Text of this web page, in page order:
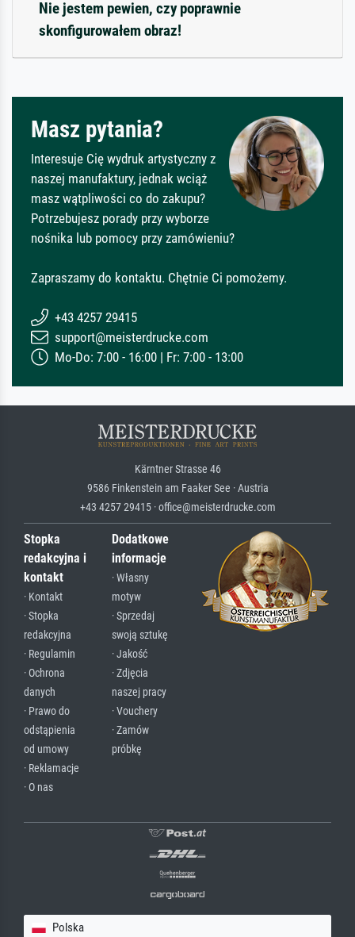
Nie jestem pewien, czy poprawnie
skonfigurowałem obraz!
Masz pytania?
Interesuje Cię wydruk artystyczny z
naszej manufaktury, jednak wciąż
masz wątpliwości co do zakupu?
Potrzebujesz porady przy wyborze
nośnika lub pomocy przy zamówieniu?
Zapraszamy do kontaktu. Chętnie Ci pomożemy.
+43 4257 29415
support@meisterdrucke.com
Mo-Do: 7:00 - 16:00 | Fr: 7:00 - 13:00
Kärntner Strasse 46
9586 Finkenstein am Faaker See · Austria
+43 4257 29415 · office@meisterdrucke.com
Stopka
redakcyjna i
kontakt
· Kontakt
· Stopka
redakcyjna
· Regulamin
· Ochrona
danych
· Prawo do
odstąpienia
od umowy
· Reklamacje
· O nas
Dodatkowe
informacje
· Własny
motyw
· Sprzedaj
swoją sztukę
· Jakość
· Zdjęcia
naszej pracy
· Vouchery
· Zamów
próbkę
Polska